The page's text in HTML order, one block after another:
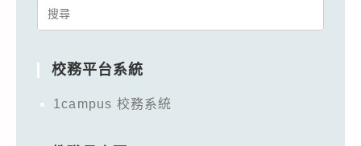
Search
校務平台系統
1campus 校務系統